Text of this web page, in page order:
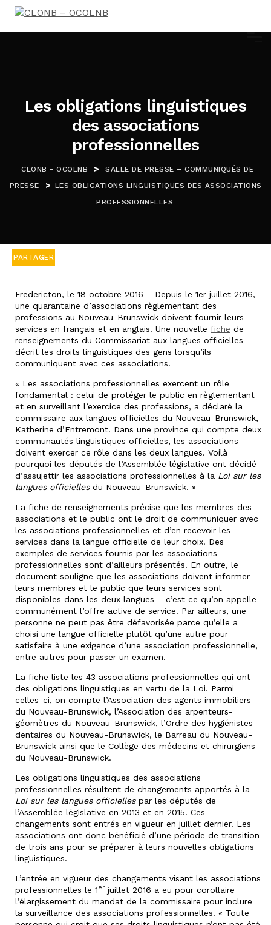
Les obligations linguistiques
des associations
professionnelles
CLONB - OCOLNB >
SALLE DE PRESSE – COMMUNIQUÉS DE
PRESSE
> LES OBLIGATIONS LINGUISTIQUES DES ASSOCIATIONS
PROFESSIONNELLES
PARTAGER
Fredericton, le 18 octobre 2016 – Depuis le 1er juillet 2016,
une quarantaine d’associations règlementant des
professions au Nouveau-Brunswick doivent fournir leurs
services en français et en anglais. Une nouvelle fiche de
renseignements du Commissariat aux langues officielles
décrit les droits linguistiques des gens lorsqu’ils
communiquent avec ces associations.
« Les associations professionnelles exercent un rôle
fondamental : celui de protéger le public en règlementant
et en surveillant l’exercice des professions, a déclaré la
commissaire aux langues officielles du Nouveau-Brunswick,
Katherine d’Entremont. Dans une province qui compte deux
communautés linguistiques officielles, les associations
doivent exercer ce rôle dans les deux langues. Voilà
pourquoi les députés de l’Assemblée législative ont décidé
d’assujettir les associations professionnelles à la Loi sur les
langues officiellesdu Nouveau-Brunswick. »
La fiche de renseignements précise que les membres des
associations et le public ont le droit de communiquer avec
les associations professionnelles et d’en recevoir les
services dans la langue officielle de leur choix. Des
exemples de services fournis par les associations
professionnelles sont d’ailleurs présentés. En outre, le
document souligne que les associations doivent informer
leurs membres et le public que leurs services sont
disponibles dans les deux langues – c’est ce qu’on appelle
communément l’offre active de service. Par ailleurs, une
personne ne peut pas être défavorisée parce qu’elle a
choisi une langue officielle plutôt qu’une autre pour
satisfaire à une exigence d’une association professionnelle,
entre autres pour passer un examen.
La fiche liste les 43 associations professionnelles qui ont
des obligations linguistiques en vertu de la Loi. Parmi
celles-ci, on compte l’Association des agents immobiliers
du Nouveau-Brunswick, l’Association des arpenteurs-
géomètres du Nouveau-Brunswick, l’Ordre des hygiénistes
dentaires du Nouveau-Brunswick, le Barreau du Nouveau-
Brunswick ainsi que le Collège des médecins et chirurgiens
du Nouveau-Brunswick.
Les obligations linguistiques des associations
professionnelles résultent de changements apportés à la
Loi sur les langues officiellespar les députés de
l’Assemblée législative en 2013 et en 2015. Ces
changements sont entrés en vigueur en juillet dernier. Les
associations ont donc bénéficié d’une période de transition
de trois ans pour se préparer à leurs nouvelles obligations
linguistiques.
L’entrée en vigueur des changements visant les associations
professionnelles le 1er juillet 2016 a eu pour corollaire
l’élargissement du mandat de la commissaire pour inclure
la surveillance des associations professionnelles. « Toute